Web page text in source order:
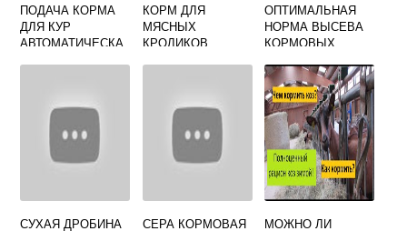
ПОДАЧА КОРМА
ДЛЯ КУР
АВТОМАТИЧЕСКА
КОРМ ДЛЯ
МЯСНЫХ
КРОЛИКОВ
ОПТИМАЛЬНАЯ
НОРМА ВЫСЕВА
КОРМОВЫХ
ЗЕРНОФУРАЖ
СОСТАВЛЯЕТ
СУХАЯ ДРОБИНА СЕРА КОРМОВАЯ МОЖНО ЛИ